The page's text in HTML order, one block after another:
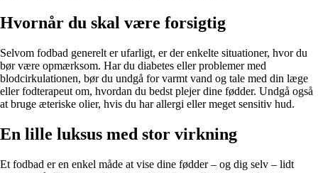
Hvornår du skal være forsigtig
Selvom fodbad generelt er ufarligt, er der enkelte situationer, hvor du
bør være opmærksom. Har du diabetes eller problemer med
blodcirkulationen, bør du undgå for varmt vand og tale med din læge
eller fodterapeut om, hvordan du bedst plejer dine fødder. Undgå også
at bruge æteriske olier, hvis du har allergi eller meget sensitiv hud.
En lille luksus med stor virkning
Et fodbad er en enkel måde at vise dine fødder – og dig selv – lidt